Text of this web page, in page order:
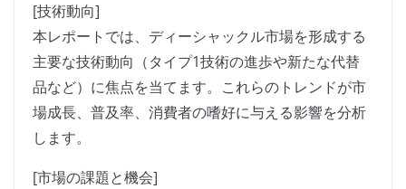
[技術動向]
本レポートでは、ディーシャックル市場を形成する
主要な技術動向（タイプ1技術の進歩や新たな代替
品など）に焦点を当てます。これらのトレンドが市
場成長、普及率、消費者の嗜好に与える影響を分析
します。
[市場の課題と機会]